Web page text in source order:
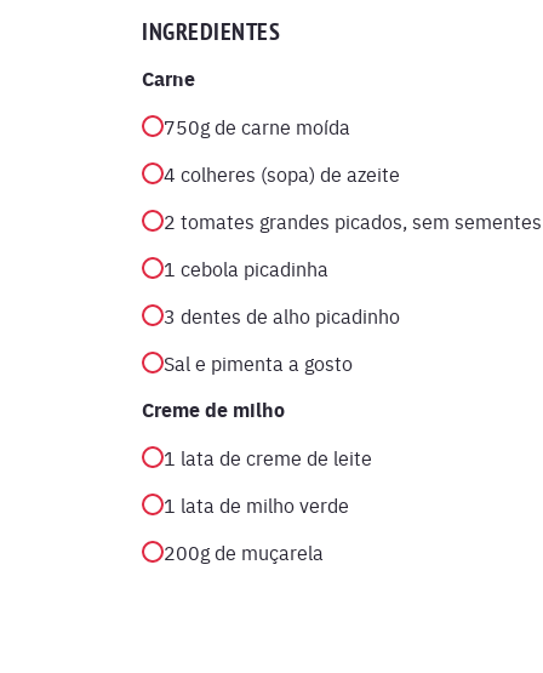
INGREDIENTES
Carne
750g de carne moída
4 colheres (sopa) de azeite
2 tomates grandes picados, sem sementes
1 cebola picadinha
3 dentes de alho picadinho
Sal e pimenta a gosto
Creme de milho
1 lata de creme de leite
1 lata de milho verde
200g de muçarela